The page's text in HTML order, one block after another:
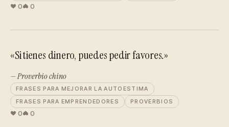
0 0
«Si tienes dinero, puedes pedir favores.»
— Proverbio chino
FRASES PARA MEJORAR LA AUTOESTIMA
FRASES PARA EMPRENDEDORES
PROVERBIOS
0 0